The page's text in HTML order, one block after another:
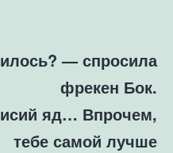
— спросила
фрекен Бок.
яд… Впрочем,
тебе самой лучше